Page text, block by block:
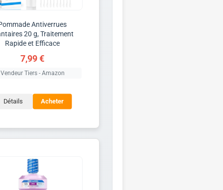
Antiverrues
20 g, Traitement
Rapide et Efficace
7,99 €
Vendeur Tiers - Amazon
Détails Acheter